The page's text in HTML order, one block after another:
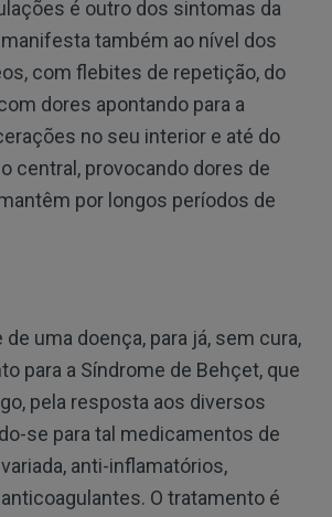
é outro dos sintomas da
também ao nível dos
com flebites de repetição, do
dores apontando para a
no seu interior e até do
central, provocando dores de
por longos períodos de
uma doença, para já, sem cura,
para a Síndrome de Behçet, que
pela resposta aos diversos
se para tal medicamentos de
anti-inflamatórios,
O tratamento é